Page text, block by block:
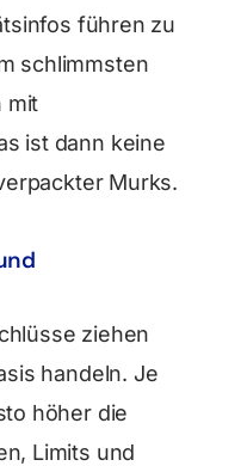
führen zu
schlimmsten
mit
ist dann keine
Murks.
ziehen
handeln. Je
höher die
Limits und